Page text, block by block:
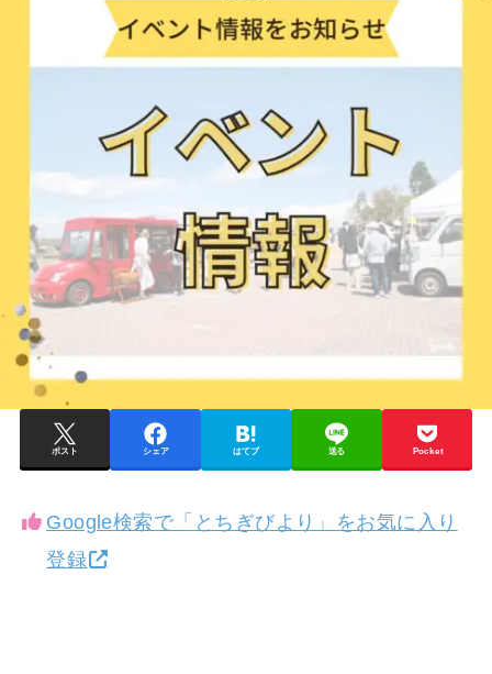
ポスト シェア はてブ 送る Pocket
Google検索で「とちぎびより」をお気に入り
登録